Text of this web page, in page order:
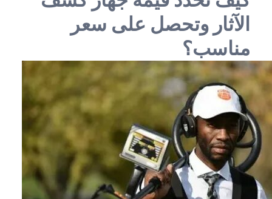
الآثار وتحصل على سعر
مناسب؟